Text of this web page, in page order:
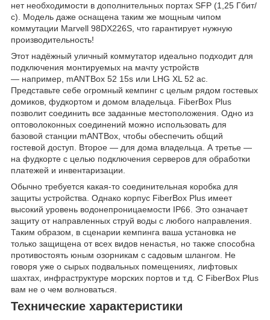
нет необходимости в дополнительных портах SFP (1,25 Гбит/
с). Модель даже оснащена таким же мощным чипом
коммутации Marvell 98DX226S, что гарантирует нужную
производительность!
Этот надёжный уличный коммутатор идеально подходит для
подключения монтируемых на мачту устройств
— например, mANTBox 52 15s или LHG XL 52 ac.
Представьте себе огромный кемпинг с целым рядом гостевых
домиков, фудкортом и домом владельца. FiberBox Plus
позволит соединить все заданные местоположения. Одно из
оптоволоконных соединений можно использовать для
базовой станции mANTBox, чтобы обеспечить общий
гостевой доступ. Второе — для дома владельца. А третье —
на фудкорте с целью подключения серверов для обработки
платежей и инвентаризации.
Обычно требуется какая-то соединительная коробка для
защиты устройства. Однако корпус FiberBox Plus имеет
высокий уровень водонепроницаемости IP66. Это означает
защиту от направленных струй воды с любого направления.
Таким образом, в сценарии кемпинга ваша установка не
только защищена от всех видов ненастья, но также способна
противостоять юным озорникам с садовым шлангом. Не
говоря уже о сырых подвальных помещениях, лифтовых
шахтах, инфраструктуре морских портов и т.д. С FiberBox Plus
вам не о чем волноваться.
Технические характеристики